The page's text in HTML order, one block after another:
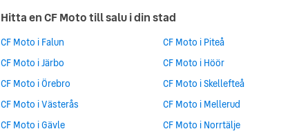
Hitta en CF Moto till salu i din stad
CF Moto i Falun
CF Moto i Järbo
CF Moto i Örebro
CF Moto i Västerås
CF Moto i Gävle
CF Moto i Piteå
CF Moto i Höör
CF Moto i Skellefteå
CF Moto i Mellerud
CF Moto i Norrtälje